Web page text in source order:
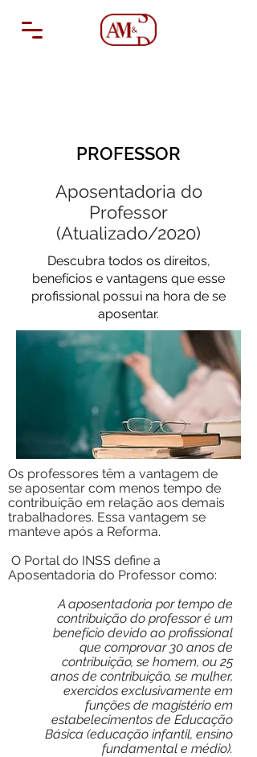
PROFESSOR
Aposentadoria do
Professor
(Atualizado/2020)
Descubra todos os direitos,
benefícios e vantagens que esse
profissional possui na hora de se
aposentar.
Os professores têm a vantagem de
se aposentar com menos tempo de
contribuição em relação aos demais
trabalhadores. Essa vantagem se
manteve após a Reforma.
O Portal do INSS define a
Aposentadoria do Professor como:
A aposentadoria por tempo de
contribuição do professor é um
benefício devido ao profissional
que comprovar 30 anos de
contribuição, se homem, ou 25
anos de contribuição, se mulher,
exercidos exclusivamente em
funções de magistério em
estabelecimentos de Educação
Básica (educação infantil, ensino
fundamental e médio).